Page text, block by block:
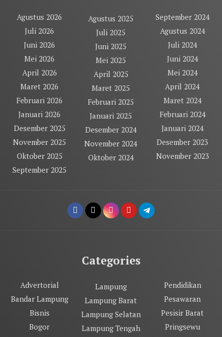
Agustus 2026
Juli 2026
Juni 2026
Mei 2026
April 2026
Maret 2026
Februari 2026
Januari 2026
Desember 2025
November 2025
Oktober 2025
September 2025
Agustus 2025
Juli 2025
Juni 2025
Mei 2025
April 2025
Maret 2025
Februari 2025
Januari 2025
Desember 2024
November 2024
Oktober 2024
September 2024
Agustus 2024
Juli 2024
Juni 2024
Mei 2024
April 2024
Maret 2024
Februari 2024
Januari 2024
Desember 2023
November 2023
Categories
Advertorial
Bandar Lampung
Bisnis
Bogor
Lampung
Lampung Barat
Lampung Selatan
Lampung Tengah
Pendidikan
Pesawaran
Pesisir Barat
Pringsewu